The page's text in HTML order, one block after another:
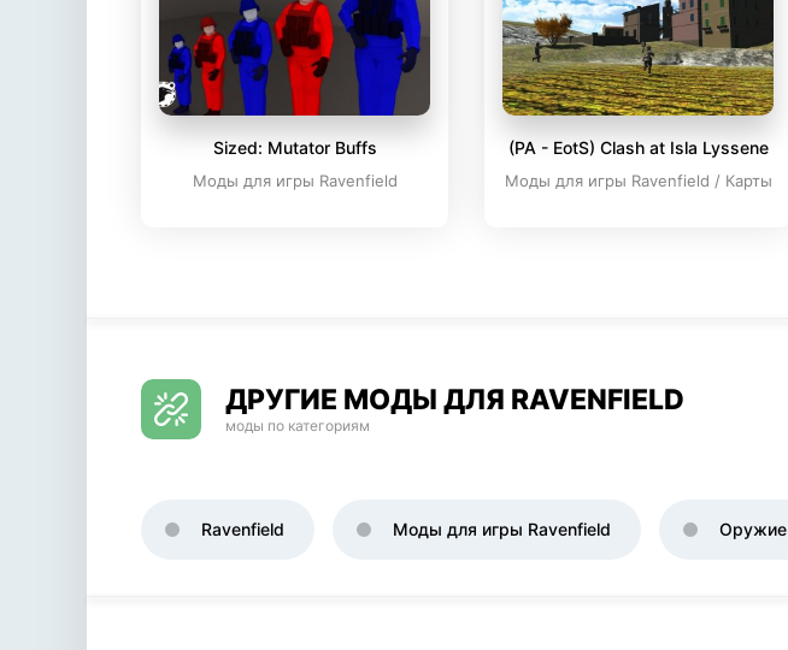
Sized: Mutator Buffs
Моды для игры Ravenfield
(PA - EotS) Clash at Isla Lyssene
Моды для игры Ravenfield / Карты
ДРУГИЕ МОДЫ ДЛЯ RAVENFIELD
моды по категориям
Ravenfield Моды для игры Ravenfield Оружие